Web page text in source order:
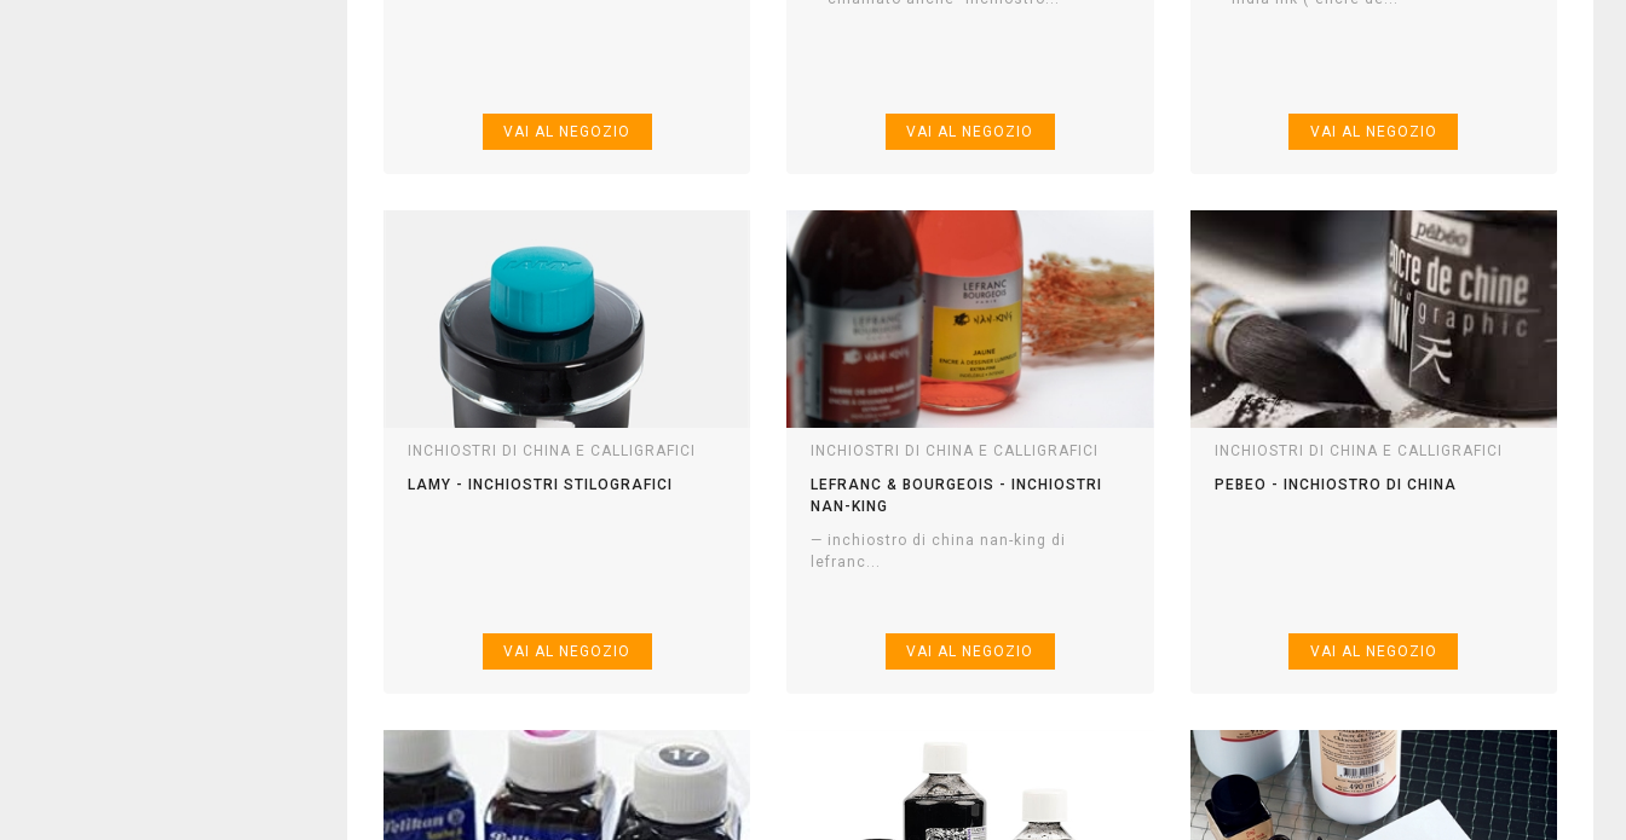
INCHIOSTRI DI CHINA E CALLIGRAFICI
LAMY - INCHIOSTRI STILOGRAFICI
INCHIOSTRI DI CHINA E CALLIGRAFICI
LEFRANC & BOURGEOIS - INCHIOSTRI
NAN-KING
— inchiostro di china nan-king di
lefranc...
INCHIOSTRI DI CHINA E CALLIGRAFICI
PEBEO - INCHIOSTRO DI CHINA